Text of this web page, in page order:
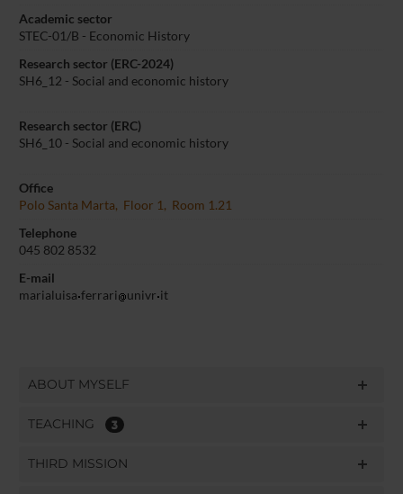
Academic sector
STEC-01/B - Economic History
Research sector (ERC-2024)
SH6_12 - Social and economic history
Research sector (ERC)
SH6_10 - Social and economic history
Office
Polo Santa Marta, Floor 1, Room 1.21
Telephone
045 802 8532
E-mail
marialuisa ferrari univr it
ABOUT MYSELF
TEACHING 3
THIRD MISSION